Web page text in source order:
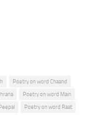
Poetry on word Chaand
Poetry on word Main
Poetry on word Raat